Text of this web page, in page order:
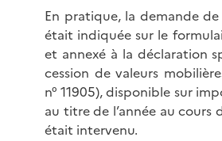
En pratique, la demande
était indiquée sur le
et annexé à la déclaration
cession de valeurs
n° 11905), disponible sur
au titre de l’année au cours
était intervenu.